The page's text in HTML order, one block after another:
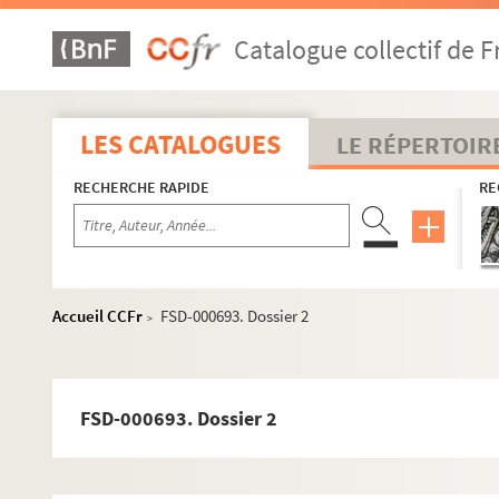
Catalogue collectif de
LES CATALOGUES LE
RECHERCHE RAPIDE
Accueil CCFr > FSD-000693. Dossier 2
FSD-000693. Dossier 2
Cyclisme
Équipes
Coureurs et autres personnalités du cyclisme
B
C
D
G
H
I